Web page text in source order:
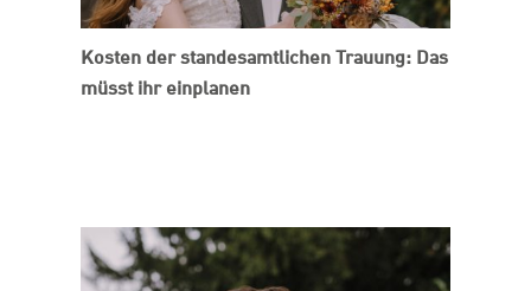
Kosten der standesamtlichen Trauung: Das
müsst ihr einplanen